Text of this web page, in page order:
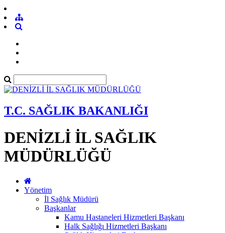
T.C. SAĞLIK BAKANLIĞI
DENİZLİ İL SAĞLIK
MÜDÜRLÜĞÜ
Yönetim
İl Sağlık Müdürü
Başkanlar
Kamu Hastaneleri Hizmetleri Başkanı
Halk Sağlığı Hizmetleri Başkanı